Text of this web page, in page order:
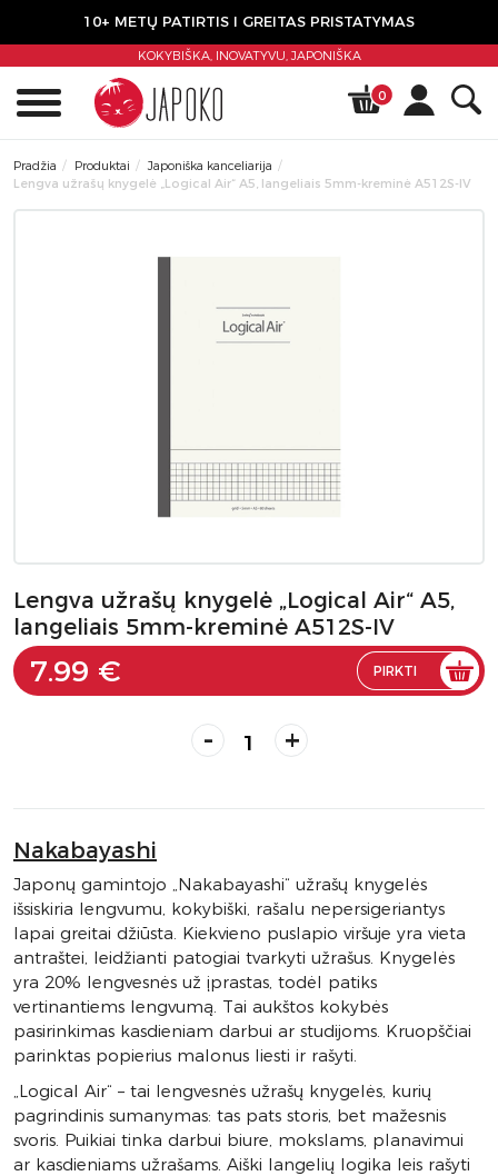
10+ METŲ PATIRTIS I GREITAS PRISTATYMAS
KOKYBIŠKA, INOVATYVU,JAPONIŠKA
0
Pradžia Produktai
Japoniška kanceliarija
Lengva užrašų knygelė „Logical Air“ A5, langeliais 5mm-kreminė A512S-IV
Lengva užrašų knygelė „Logical Air“ A5,
langeliais 5mm-kreminė A512S-IV
7.99 € PIRKTI
- +
Nakabayashi
Japonų gamintojo „Nakabayashi“ užrašų knygelės
išsiskiria lengvumu, kokybiški, rašalu nepersigeriantys
lapai greitai džiūsta. Kiekvieno puslapio viršuje yra vieta
antraštei, leidžianti patogiai tvarkyti užrašus. Knygelės
yra 20% lengvesnės už įprastas, todėl patiks
vertinantiems lengvumą. Tai aukštos kokybės
pasirinkimas kasdieniam darbui ar studijoms. Kruopščiai
parinktas popierius malonus liesti ir rašyti.
„Logical Air“ – tai lengvesnės užrašų knygelės, kurių
pagrindinis sumanymas: tas pats storis, bet mažesnis
svoris. Puikiai tinka darbui biure, mokslams, planavimui
ar kasdieniams užrašams. Aiški langelių logika leis rašyti